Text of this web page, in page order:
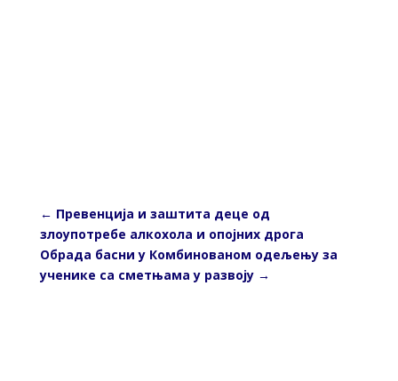
← Превенција и заштита деце од
злоупотребе алкохола и опојних дрога
Обрада басни у Комбинованом одељењу за
ученике са сметњама у развоју→